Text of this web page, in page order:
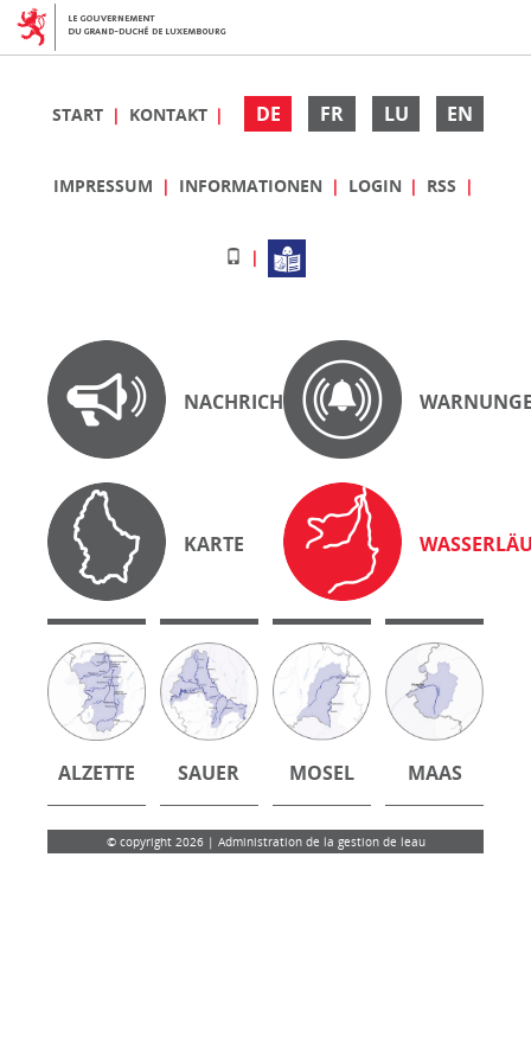
DE FR LU EN
START KONTAKT
IMPRESSUM INFORMATIONEN LOGIN RSS
NACHRICHTEN
KARTE
ALZETTE SAUER MOSEL MAAS
© copyright 2026 | Administration de la gestion de leau